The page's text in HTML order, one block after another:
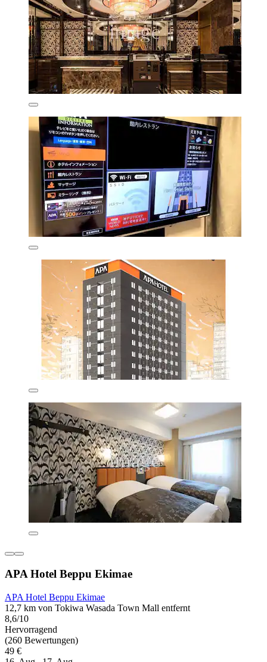
APA Hotel Beppu Ekimae
APA Hotel Beppu Ekimae
12,7 km von Tokiwa Wasada Town Mall entfernt
8,6/10
Hervorragend
(260 Bewertungen)
49 €